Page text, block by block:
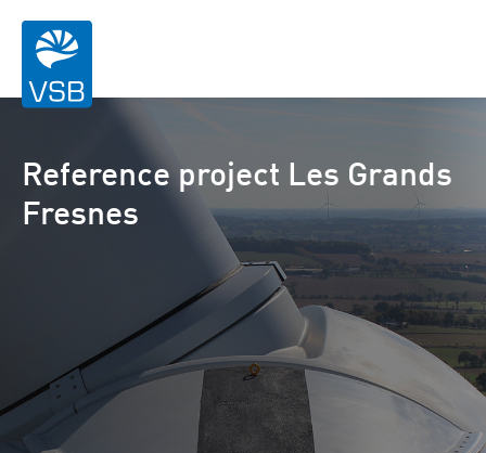
Reference project Les Grands
Fresnes